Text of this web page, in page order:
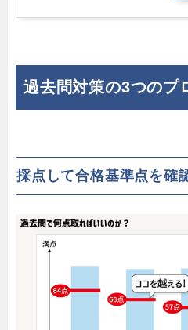
過去問対策の3つのプ
採点して合格基準点を確